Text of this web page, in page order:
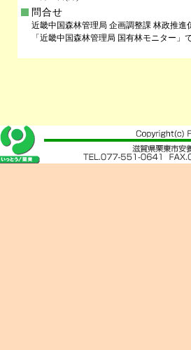
問合せ
近畿中国森林管理局 企画調整課 林政推進
「近畿中国森林管理局 国有林モニター」